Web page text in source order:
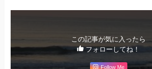
この記事が気に入ったら
フォローしてね！
Follow Me